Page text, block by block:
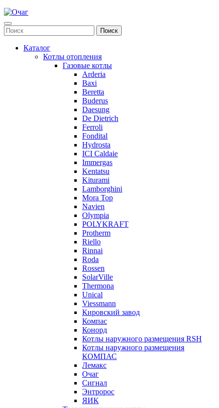
Каталог
Котлы отопления
Газовые котлы
Arderia
Baxi
Beretta
Buderus
Daesung
De Dietrich
Ferroli
Fondital
Hydrosta
ICI Caldaie
Immergas
Kentatsu
Kiturami
Lamborghini
Mora Top
Navien
Olympia
POLYKRAFT
Protherm
Riello
Rinnai
Roda
Rossen
SolarVille
Thermona
Unical
Viessmann
Кировский завод
Компас
Конорд
Котлы наружного размещения RSH
Котлы наружного размещения
КОМПАС
Лемакс
Очаг
Сигнал
Энтророс
ЯИК